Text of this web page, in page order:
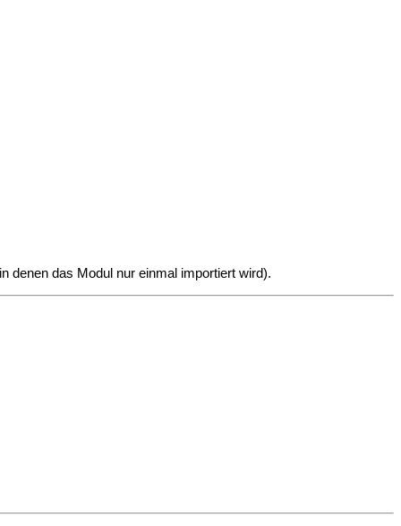
denen das Modul nur einmal importiert wird).